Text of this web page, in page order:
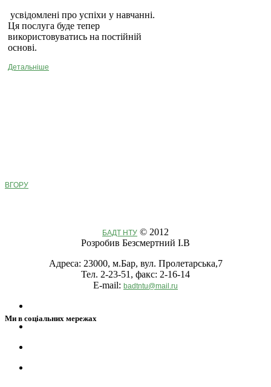
усвідомлені про успіхи у навчанні.
Ця послуга буде тепер
використовуватись на постійній
основі.
Детальніше
ВГОРУ
БАДТ НТУ © 2012
Розробив Безсмертний І.В
Адреса: 23000, м.Бар, вул. Пролетарська,7
Тел. 2-23-51, факс: 2-16-14
E-mail: badtntu@mail.ru
Ми в соціальних мережах